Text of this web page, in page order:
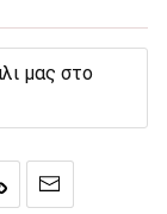
μας στο